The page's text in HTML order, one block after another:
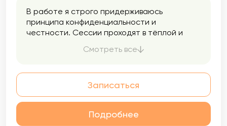
В работе я строго придерживаюсь
принципа конфиденциальности и
честности. Сессии проходят в тёплой и
открыто выражать свои чувства и мысли.
Смотреть все
Записаться
Подробнее